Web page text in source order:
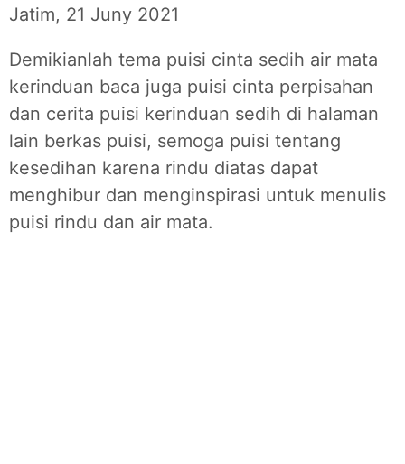
Jatim, 21 Juny 2021
Demikianlah tema puisi cinta sedih air mata
kerinduan baca juga puisi cinta perpisahan
dan cerita puisi kerinduan sedih di halaman
lain berkas puisi, semoga puisi tentang
kesedihan karena rindu diatas dapat
menghibur dan menginspirasi untuk menulis
puisi rindu dan air mata.